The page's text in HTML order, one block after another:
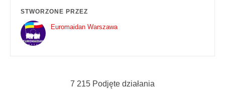
STWORZONE PRZEZ
Euromaidan Warszawa
7 215 Podjęte działania